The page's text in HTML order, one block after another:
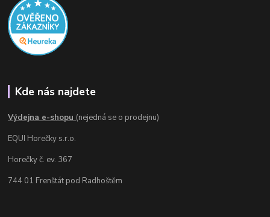
Kde nás najdete
Výdejna e-shopu (nejedná se o prodejnu)
EQUI Horečky s.r.o.
Horečky č. ev. 367
744 01 Frenštát pod Radhoštěm